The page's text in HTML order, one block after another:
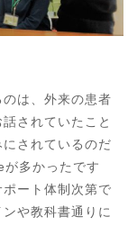
は、外来の患者
されていたこと
されているのだ
多かったです
ート体制次第で
や教科書通りに